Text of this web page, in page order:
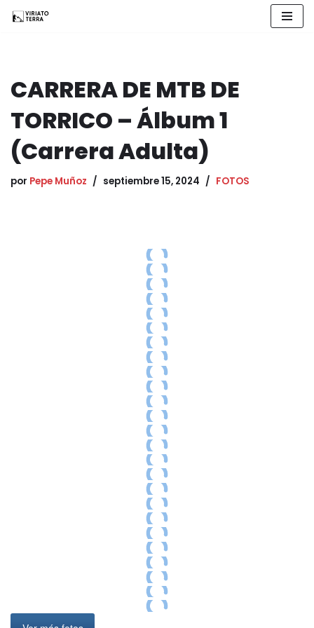
CARRERA DE MTB DE
TORRICO – Álbum 1
(Carrera Adulta)
por Pepe Muñoz septiembre 15, 2024 FOTOS